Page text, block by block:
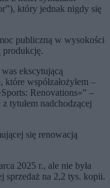
który jednak nigdy się
publiczną w wysokości
produkcję.
ekscytującą
współzałożyłem –
Renovations«” –
tytułem nadchodzącej
się renowacją
2025 r., ale nie była
sprzedaż na 2,2 tys. kopii.